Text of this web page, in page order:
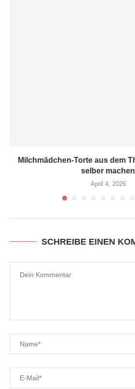
Milchmädchen-Torte aus dem
selber machen
April 4, 2026
SCHREIBE EINEN